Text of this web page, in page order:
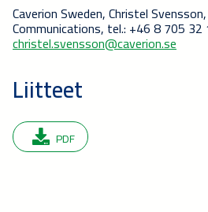
Caverion Sweden, Christel
Communications, tel.: +46 8 705 32
christel.svensson@caverion.se
Liitteet
PDF